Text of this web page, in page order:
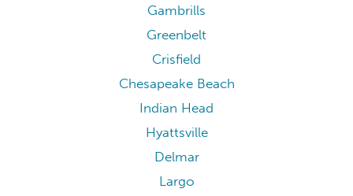
Gambrills
Greenbelt
Crisfield
Chesapeake Beach
Indian Head
Hyattsville
Delmar
Largo